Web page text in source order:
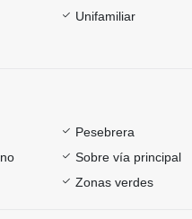
Unifamiliar
Pesebrera
Sobre vía principal
Zonas verdes